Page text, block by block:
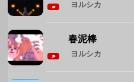
ヨルシカ
春泥棒
ヨルシカ